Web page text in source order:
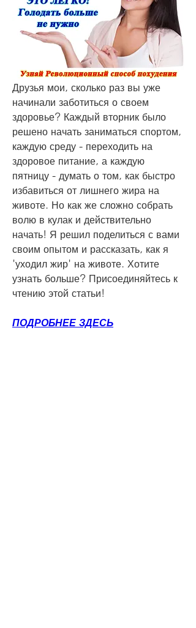
Друзья мои, сколько раз вы уже
начинали заботиться о своем
здоровье? Каждый вторник было
решено начать заниматься спортом,
каждую среду - переходить на
здоровое питание, а каждую
пятницу - думать о том, как быстро
избавиться от лишнего жира на
животе. Но как же сложно собрать
волю в кулак и действительно
начать! Я решил поделиться с вами
своим опытом и рассказать, как я
'уходил жир' на животе. Хотите
узнать больше? Присоединяйтесь к
чтению этой статьи!
ПОДРОБНЕЕ ЗДЕСЬ